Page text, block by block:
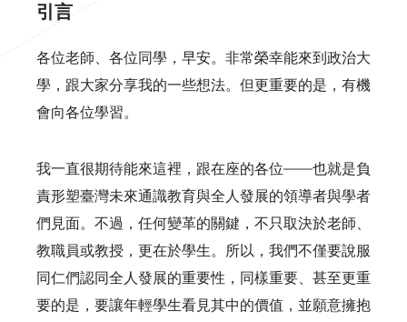
引言
各位老師、各位同學，早安。非常榮幸能來到政治大
學，跟大家分享我的一些想法。但更重要的是，有機
會向各位學習。
我一直很期待能來這裡，跟在座的各位——也就是負
責形塑臺灣未來通識教育與全人發展的領導者與學者
們見面。不過，任何變革的關鍵，不只取決於老師、
教職員或教授，更在於學生。所以，我們不僅要說服
同仁們認同全人發展的重要性，同樣重要、甚至更重
要的是，要讓年輕學生看見其中的價值，並願意擁抱